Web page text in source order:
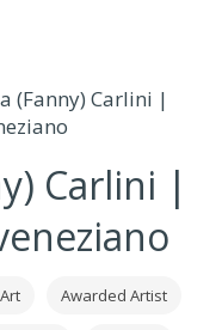
(Fanny) Carlini |
Carlini |
Awarded Artist